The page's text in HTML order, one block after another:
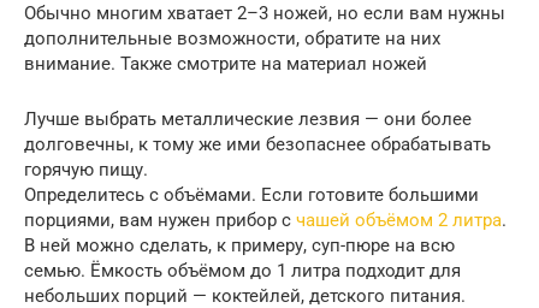
Обычно многим хватает 2–3 ножей, но если вам нужны
дополнительные возможности, обратите на них
внимание. Также смотрите на материал ножей
Лучше выбрать металлические лезвия — они более
долговечны, к тому же ими безопаснее обрабатывать
горячую пищу.
Определитесь с объёмами. Если готовите большими
порциями, вам нужен прибор с чашей объёмом 2 литра.
В ней можно сделать, к примеру, суп-пюре на всю
семью. Ёмкость объёмом до 1 литра подходит для
небольших порций — коктейлей, детского питания.